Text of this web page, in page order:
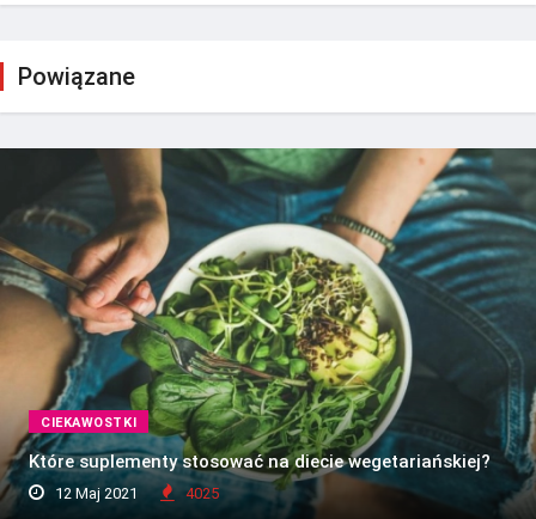
Powiązane
CIEKAWOSTKI
Które suplementy stosować na diecie wegetariańskiej?
12 Maj 2021 4025